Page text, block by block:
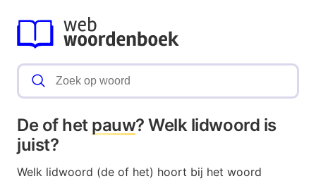
De of het pauw? Welk lidwoord is
juist?
Welk lidwoord (de of het) hoort bij het woord